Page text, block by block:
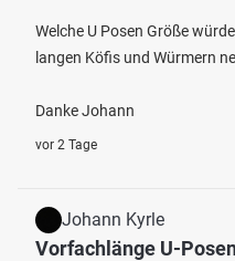
Welche U Posen Größe
langen Köfis und Würmern
Danke Johann
vor 2 Tage
Johann Kyrle
Vorfachlänge U-